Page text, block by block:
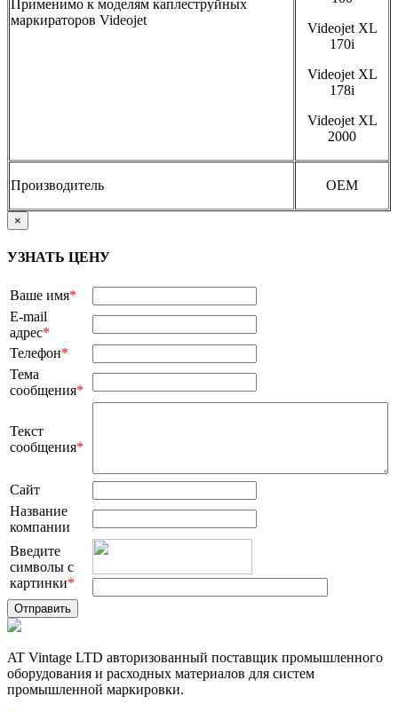
Применимо к моделям каплеструйных
маркираторов Videojet
Videojet XL
170i
Videojet XL
178i
Videojet XL
2000
Производитель OEM
×
УЗНАТЬ ЦЕНУ
Ваше имя*
E-mail
адрес*
Телефон*
Тема
сообщения*
Текст
сообщения*
Сайт
Название
компании
Введите
символы с
картинки*
AT Vintage LTD авторизованный поставщик промышленного
оборудования и расходных материалов для систем
промышленной маркировки.